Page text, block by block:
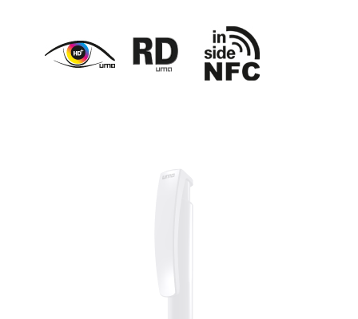
Wolfram-Karbid-Kugel (1,0 mm). Schreibleistung: ca.
4.500 m. Deutsche Schreibpaste nach ISO-Norm. Die
uma Tech Refill 1.0 vermittelt ein angenehmes und